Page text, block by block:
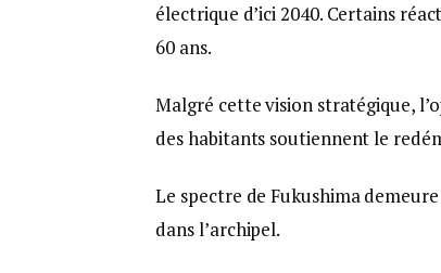
électrique d’ici 2040. Certains
60 ans.
Malgré cette vision stratégique,
des habitants soutiennent le
Le spectre de Fukushima
dans l’archipel.